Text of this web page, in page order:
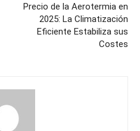
Precio de la Aerotermia en
2025: La Climatización
Eficiente Estabiliza sus
Costes